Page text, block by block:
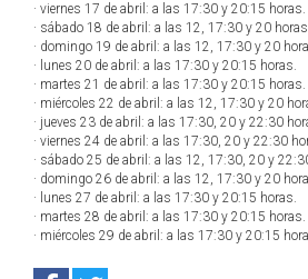
· viernes 17 de abril: a las 17:30 y 20:15 horas.
· sábado 18 de abril: a las 12, 17:30 y 20
· domingo 19 de abril: a las 12, 17:30 y 20
· lunes 20 de abril: a las 17:30 y 20:15 horas.
· martes 21 de abril: a las 17:30 y 20:15 horas.
· miércoles 22 de abril: a las 12, 17:30 y 20
· jueves 23 de abril: a las 17:30, 20 y 22:30
· viernes 24 de abril: a las 17:30, 20 y 22:30
· sábado 25 de abril: a las 12, 17:30, 20 y
· domingo 26 de abril: a las 12, 17:30 y 20
· lunes 27 de abril: a las 17:30 y 20:15 horas.
· martes 28 de abril: a las 17:30 y 20:15 horas.
· miércoles 29 de abril: a las 17:30 y 20:15